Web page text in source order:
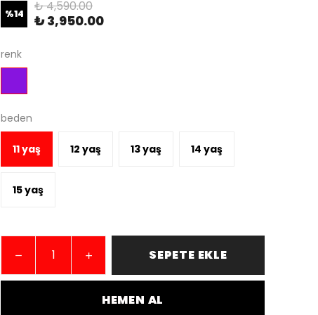
%14 ₺ 4,590.00
₺ 3,950.00
renk
beden
11 yaş 12 yaş 13 yaş 14 yaş
15 yaş
SEPETE EKLE
HEMEN AL